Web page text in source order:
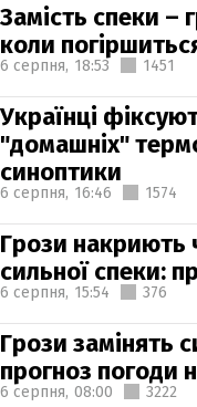
Замість спеки –
коли
6 серпня, 18:53 1451
Українці
"домашніх"
синоптики
6 серпня, 16:46 1574
Грози накриють
сильної спеки:
6 серпня, 15:54 376
Грози замінять
прогноз погоди
6 серпня, 08:00 3222